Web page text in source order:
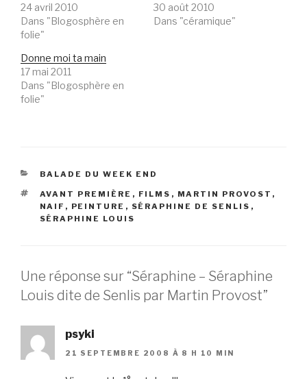
24 avril 2010
Dans "Blogosphère en
folie"
30 août 2010
Dans "céramique"
Donne moi ta main
17 mai 2011
Dans "Blogosphère en
folie"
CATÉGORIES
BALADE DU WEEK END
ÉTIQUETTES
AVANT PREMIÈRE , FILMS , MARTIN PROVOST ,
NAIF , PEINTURE , SÉRAPHINE DE SENLIS ,
SÉRAPHINE LOUIS
Une réponse sur “Séraphine – Séraphine
Louis dite de Senlis par Martin Provost”
psyki
21 SEPTEMBRE 2008 À 8 H 10 MIN